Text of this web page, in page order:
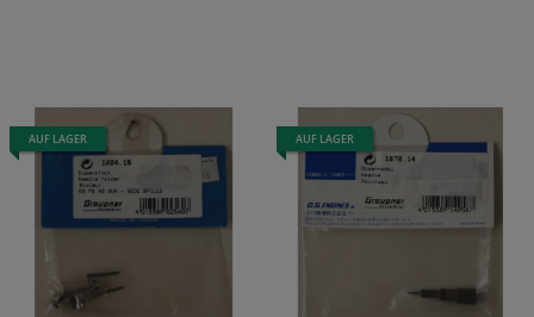
AUF LAGER AUF LAGER